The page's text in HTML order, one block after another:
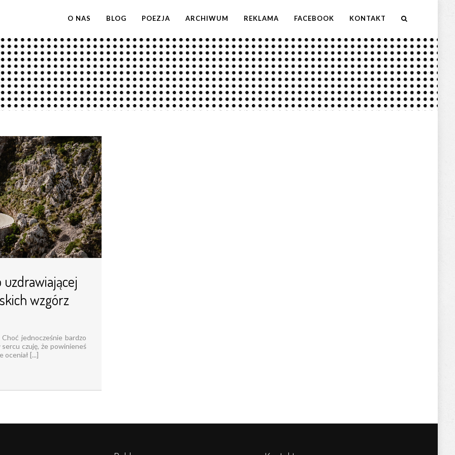
O NAS BLOG POEZJA ARCHIWUM REKLAMA FACEBOOK KONTAKT
uzdrawiającej
wzgórz
jednocześnie bardzo
czuję, że powinieneś
oceniał [...]